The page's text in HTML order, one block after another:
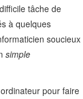
tâche de
à quelques
soucieux
simple
pour faire